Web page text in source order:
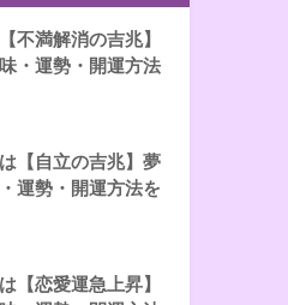
不満解消の吉兆】
・運勢・開運方法
【自立の吉兆】夢
運勢・開運方法を
【恋愛運急上昇】